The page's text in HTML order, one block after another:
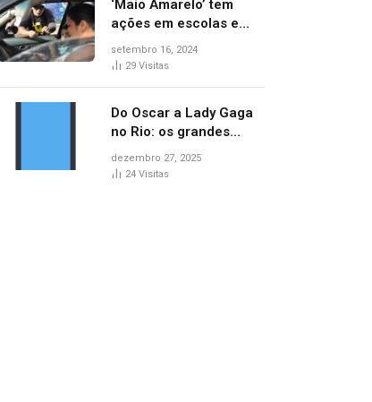
‘Maio Amarelo’ tem
ações em escolas e
ruas para prevenir
acidentes no trânsito
setembro 16, 2024
29 Visitas
Do Oscar a Lady Gaga
no Rio: os grandes
marcos da cultura em
2025
dezembro 27, 2025
24 Visitas